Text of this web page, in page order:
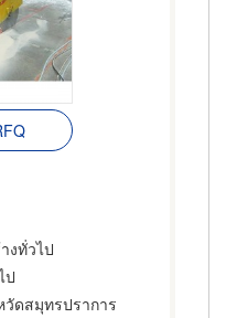
งทั่วไป
ป
วัดสมุทรปราการ